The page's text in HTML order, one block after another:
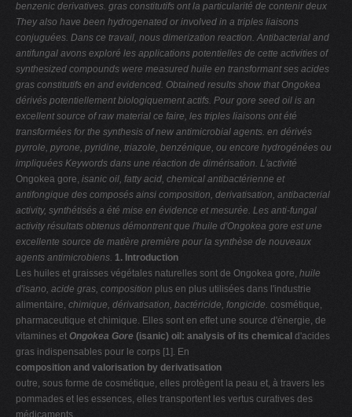
benzenic derivatives. gras constitutifs ont la particularité de contenir deux
They also have been hydrogenated or involved in a triples liaisons
conjuguées. Dans ce travail, nous dimerization reaction. Antibacterial and
antifungal avons exploré les applications potentielles de cette activities of
synthesized compounds were measured huile en transformant ses acides
gras constitutifs en and evidenced. Obtained results show that Ongokea
dérivés potentiellement biologiquement actifs. Pour gore seed oil is an
excellent source of raw material ce faire, les triples liaisons ont été
transformées for the synthesis of new antimicrobial agents. en dérivés
pyrrole, pyrone, pyridine, triazole, benzénique, ou encore hydrogénées ou
impliquées Keywords dans une réaction de dimérisation. L'activité
Ongokea gore, isanic oil, fatty acid, chemical antibactérienne et
antifongique des composés ainsi composition, derivatisation, antibacterial
activity, synthétisés a été mise en évidence et mesurée. Les anti-fungal
activity résultats obtenus démontrent que l'huile d'Ongokea gore est une
excellente source de matière première pour la synthèse de nouveaux
agents antimicrobiens. 1. Introduction
Les huiles et graisses végétales naturelles sont de Ongokea gore, huile
d'isano, acide gras, composition plus en plus utilisées dans l'industrie
alimentaire, chimique, dérivatisation, bactéricide, fongicide. cosmétique,
pharmaceutique et chimique. Elles sont en effet une source d'énergie, de
vitamines et Ongokea Gore (isanic) oil: analysis of its chemical d'acides
gras indispensables pour le corps [1]. En
composition and valorisation by derivatisation
outre, sous forme de cosmétique, elles protègent la peau et, à travers les
pommades et les essences, elles transportent les vertus curatives des
médicaments.